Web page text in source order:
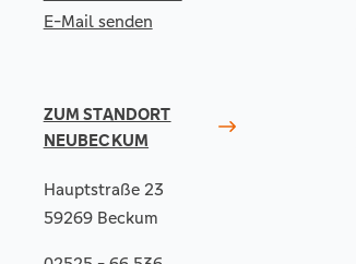
E-Mail senden
ZUM STANDORT
NEUBECKUM
Hauptstraße 23
59269 Beckum